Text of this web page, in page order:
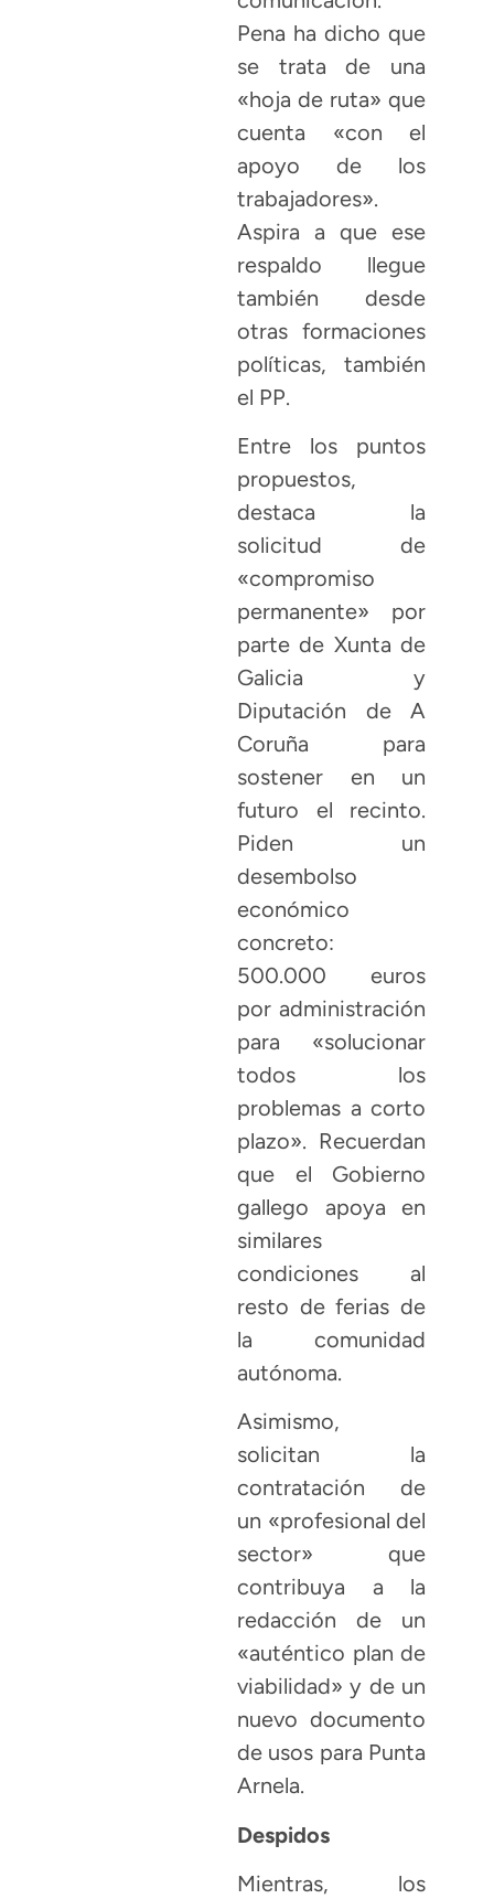
Pena ha dicho que
se trata de una
«hoja de ruta» que
cuenta «con el
apoyo de los
trabajadores».
Aspira a que ese
respaldo llegue
también desde
otras formaciones
políticas, también
el PP.
Entre los puntos
propuestos,
destaca la
solicitud de
«compromiso
permanente» por
parte de Xunta de
Galicia y
Diputación de A
Coruña para
sostener en un
futuro el recinto.
Piden un
desembolso
económico
concreto:
500.000 euros
por administración
para «solucionar
todos los
problemas a corto
plazo». Recuerdan
que el Gobierno
gallego apoya en
similares
condiciones al
resto de ferias de
la comunidad
autónoma.
Asimismo,
solicitan la
contratación de
un «profesional del
sector» que
contribuya a la
redacción de un
«auténtico plan de
viabilidad» y de un
nuevo documento
de usos para Punta
Arnela.
Despidos
Mientras, los